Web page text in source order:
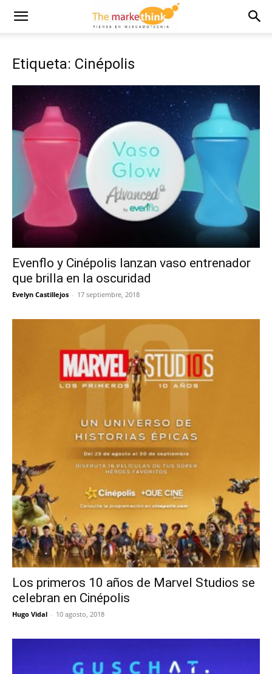
Etiqueta: Cinépolis
Evenflo y Cinépolis lanzan vaso entrenador
que brilla en la oscuridad
Evelyn Castillejos - 17 septiembre, 2018
Los primeros 10 años de Marvel Studios se
celebran en Cinépolis
Hugo Vidal - 10 agosto, 2018